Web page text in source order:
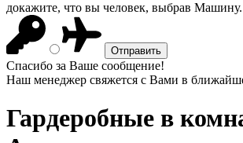
докажите, что вы человек, выбрав Машину.
Спасибо за Ваше сообщение!
Наш менеджер свяжется с Вами в
Гардеробные в